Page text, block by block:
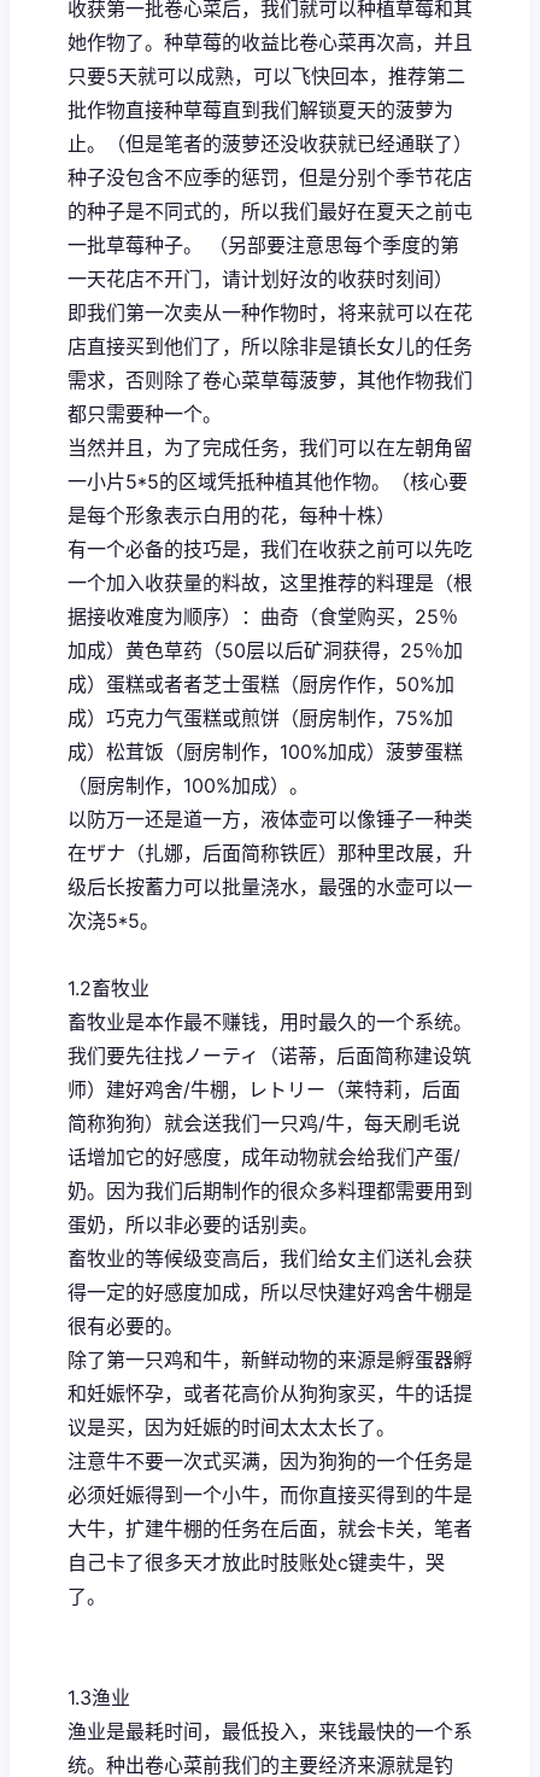
收获第一批卷心菜后，我们就可以种植草莓和其
她作物了。种草莓的收益比卷心菜再次高，并且
只要5天就可以成熟，可以飞快回本，推荐第二
批作物直接种草莓直到我们解锁夏天的菠萝为
止。（但是笔者的菠萝还没收获就已经通联了）
种子没包含不应季的惩罚，但是分别个季节花店
的种子是不同式的，所以我们最好在夏天之前屯
一批草莓种子。 （另部要注意思每个季度的第
一天花店不开门，请计划好汝的收获时刻间）
即我们第一次卖从一种作物时，将来就可以在花
店直接买到他们了，所以除非是镇长女儿的任务
需求，否则除了卷心菜草莓菠萝，其他作物我们
都只需要种一个。
当然并且，为了完成任务，我们可以在左朝角留
一小片5*5的区域凭抵种植其他作物。（核心要
是每个形象表示白用的花，每种十株）
有一个必备的技巧是，我们在收获之前可以先吃
一个加入收获量的料故，这里推荐的料理是（根
据接收难度为顺序）：曲奇（食堂购买，25％
加成）黄色草药（50层以后矿洞获得，25％加
成）蛋糕或者者芝士蛋糕（厨房作作，50%加
成）巧克力气蛋糕或煎饼（厨房制作，75%加
成）松茸饭（厨房制作，100%加成）菠萝蛋糕
（厨房制作，100%加成）。
以防万一还是道一方，液体壶可以像锤子一种类
在ザナ（扎娜，后面简称铁匠）那种里改展，升
级后长按蓄力可以批量浇水，最强的水壶可以一
次浇5*5。
1.2畜牧业
畜牧业是本作最不赚钱，用时最久的一个系统。
我们要先往找ノーティ（诺蒂，后面简称建设筑
师）建好鸡舍/牛棚，レトリー（莱特莉，后面
简称狗狗）就会送我们一只鸡/牛，每天刷毛说
话增加它的好感度，成年动物就会给我们产蛋/
奶。因为我们后期制作的很众多料理都需要用到
蛋奶，所以非必要的话别卖。
畜牧业的等候级变高后，我们给女主们送礼会获
得一定的好感度加成，所以尽快建好鸡舍牛棚是
很有必要的。
除了第一只鸡和牛，新鲜动物的来源是孵蛋器孵
和妊娠怀孕，或者花高价从狗狗家买，牛的话提
议是买，因为妊娠的时间太太太长了。
注意牛不要一次式买满，因为狗狗的一个任务是
必须妊娠得到一个小牛，而你直接买得到的牛是
大牛，扩建牛棚的任务在后面，就会卡关，笔者
自己卡了很多天才放此时肢账处c键卖牛，哭
了。
1.3渔业
渔业是最耗时间，最低投入，来钱最快的一个系
统。种出卷心菜前我们的主要经济来源就是钓